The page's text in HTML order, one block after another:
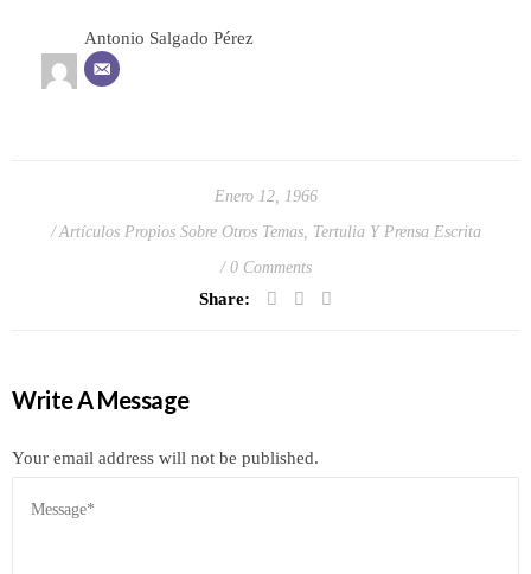
Antonio Salgado Pérez
Enero 12, 1966
Artículos Propios Sobre Otros Temas, Tertulia Y Prensa Escrita
0 Comments
Share:
Write A Message
Your email address will not be published.